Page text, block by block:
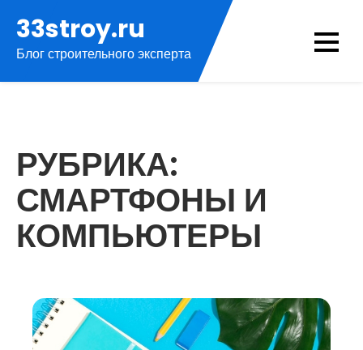
содержимому
33stroy.ru
Блог строительного эксперта
РУБРИКА:
СМАРТФОНЫ И
КОМПЬЮТЕРЫ